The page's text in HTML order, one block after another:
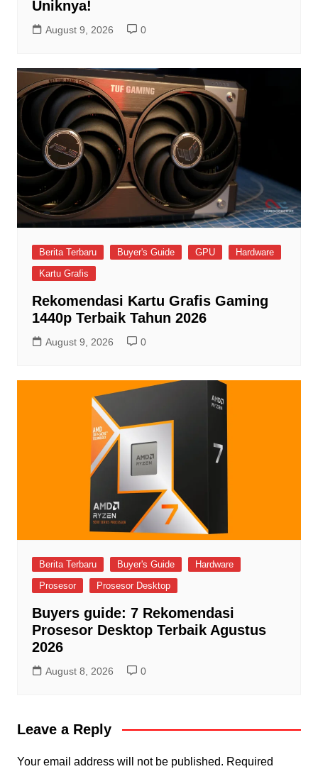
Uniknya!
August 9, 2026 0
Berita Terbaru Buyer's Guide GPU
Hardware
Kartu Grafis
Rekomendasi Kartu Grafis Gaming
1440p Terbaik Tahun 2026
August 9, 2026 0
Berita Terbaru Buyer's Guide
Hardware
Prosesor
Prosesor Desktop
Buyers guide: 7 Rekomendasi
Prosesor Desktop Terbaik Agustus
2026
August 8, 2026 0
Leave a Reply
Your email address will not be published. Required